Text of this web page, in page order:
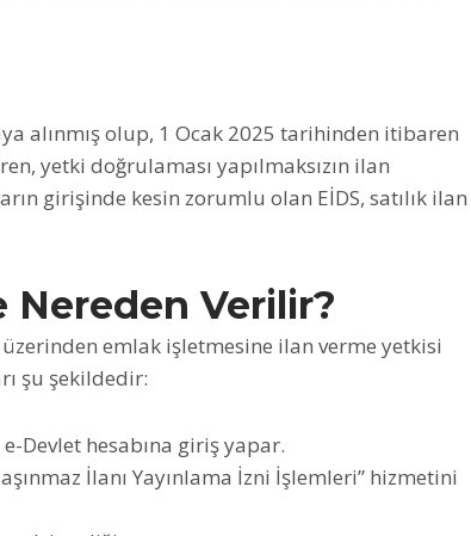
alınmış olup, 1 Ocak 2025 tarihinden itibaren
yetki doğrulaması yapılmaksızın ilan
girişinde kesin zorumlu olan EİDS, satılık ilan
Nereden Verilir?
üzerinden emlak işletmesine ilan verme yetkisi
şu şekildedir:
Devlet hesabına giriş yapar.
İlanı Yayınlama İzni İşlemleri” hizmetini